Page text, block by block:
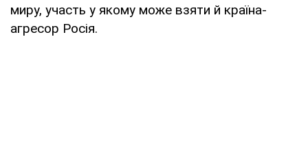
миру, участь у якому може взяти й країна-
агресор Росія.